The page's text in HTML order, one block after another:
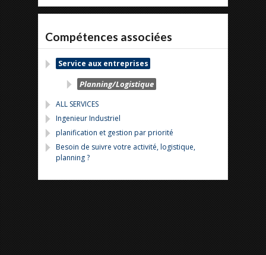
Compétences associées
Service aux entreprises
Planning/Logistique
ALL SERVICES
Ingenieur Industriel
planification et gestion par priorité
Besoin de suivre votre activité, logistique,
planning ?